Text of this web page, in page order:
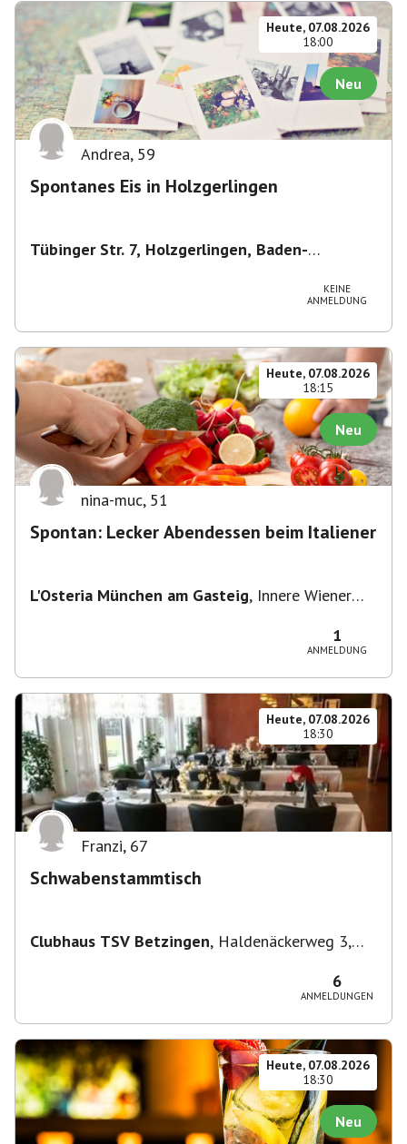
Heute, 07.08.2026
18:00
Neu
Andrea, 59
Spontanes Eis in Holzgerlingen
Tübinger Str. 7, Holzgerlingen, Baden-
Holzgerlingen, Baden-Württemberg, Deutschland
KEINE
ANMELDUNG
Heute, 07.08.2026
18:15
Neu
nina-muc, 51
Spontan: Lecker Abendessen beim Italiener
L'Osteria München am Gasteig, Innere Wiener
1
ANMELDUNG
Heute, 07.08.2026
18:30
Franzi, 67
Schwabenstammtisch
Clubhaus TSV Betzingen, Haldenäckerweg 3,
6
ANMELDUNGEN
Heute, 07.08.2026
18:30
Neu